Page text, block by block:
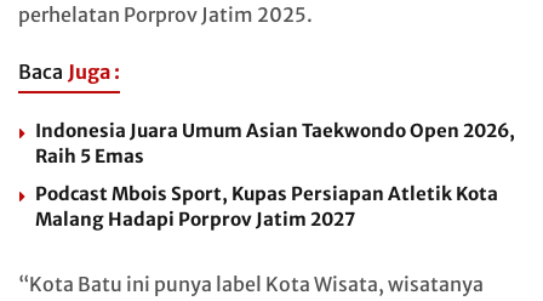
perhelatan Porprov Jatim 2025.
Baca Juga :
Indonesia Juara Umum Asian Taekwondo Open 2026,
Raih 5 Emas
Podcast Mbois Sport, Kupas Persiapan Atletik Kota
Malang Hadapi Porprov Jatim 2027
“Kota Batu ini punya label Kota Wisata, wisatanya